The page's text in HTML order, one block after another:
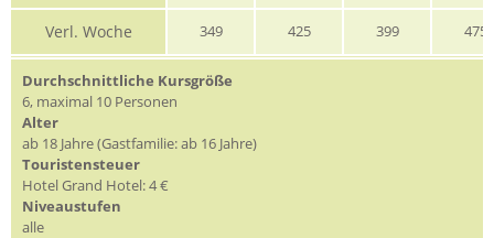
Verl. Woche 349 425 399 475
Durchschnittliche Kursgröße
6, maximal 10 Personen
Alter
ab 18 Jahre (Gastfamilie: ab 16 Jahre)
Touristensteuer
Hotel Grand Hotel: 4 €
Niveaustufen
alle